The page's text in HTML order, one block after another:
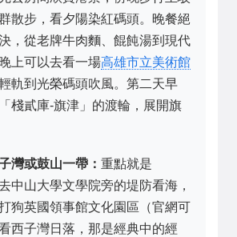
散步，看夕陽染紅碼頭。晚餐絕
，從老牌牛肉麵、餛飩湯到現代
上可以去看一場高雄市立美術館
軌到光榮碼頭吹風。第二天早
棧貳庫-旗津」的渡輪，展開旗
灣或鼓山一帶： 重點就是
中山大學文學院旁的堤防看海，
狗英國領事館文化園區（官網可
西子灣日落，那是經典中的經